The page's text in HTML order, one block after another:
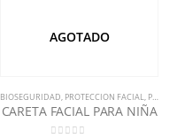
,SEGURIDAD INDUSTRIAL
AGOTADO
BIOSEGURIDAD, PROTECCION FACIAL, PROTECCION VISUAL
CARETA FACIAL PARA NIÑA